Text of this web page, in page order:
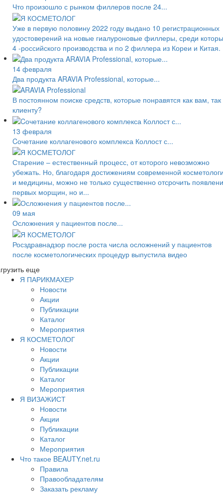
Что произошло с рынком филлеров после 24...
Уже в первую половину 2022 году выдано 10 регистрационных
удостоверений на новые гиалуроновые филлеры, среди
4 -российского производства и по 2 филлера из Кореи и Китая.
14 февраля
Два продукта ARAVIA Professional, которые...
В постоянном поиске средств, которые понравятся как вам, так
клиенту?
13 февраля
Cочетание коллагенового комплекса Коллост с...
Старение – естественный процесс, от которого невозможно
убежать. Но, благодаря достижениям современной
и медицины, можно не только существенно отсрочить
первых морщин, но и...
09 мая
Осложнения у пациентов после...
Росздравнадзор после роста числа осложнений у пациентов
после косметологических процедур выпустила видео
еще
Я ПАРИКМАХЕР
Новости
Акции
Публикации
Каталог
Мероприятия
Я КОСМЕТОЛОГ
Новости
Акции
Публикации
Каталог
Мероприятия
Я ВИЗАЖИСТ
Новости
Акции
Публикации
Каталог
Мероприятия
Что такое BEAUTY.net.ru
Правила
Правообладателям
Заказать рекламу